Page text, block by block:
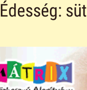
Édesség: